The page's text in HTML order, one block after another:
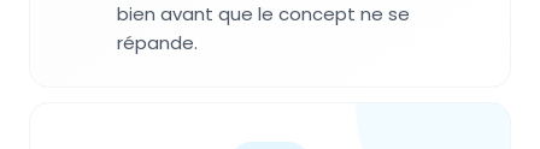
bien avant que le concept ne se
répande.